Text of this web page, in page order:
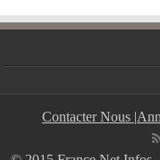
Contacter Nous |